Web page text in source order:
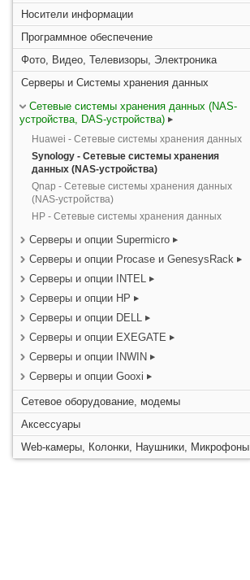
Носители информации
Программное обеспечение
Фото, Видео, Телевизоры, Электроника
Серверы и Системы хранения данных
Сетевые системы хранения данных (NAS-
устройства, DAS-устройства)
Huawei - Сетевые системы хранения данных
Synology - Сетевые системы хранения
данных (NAS-устройства)
Qnap - Сетевые системы хранения данных
(NAS-устройства)
HP - Сетевые системы хранения данных
Серверы и опции Supermicro
Серверы и опции Procase и GenesysRack
Серверы и опции INTEL
Серверы и опции HP
Серверы и опции DELL
Серверы и опции EXEGATE
Серверы и опции INWIN
Серверы и опции Gooxi
Сетевое оборудование, модемы
Аксессуары
Web-камеры, Колонки, Наушники, Микрофоны